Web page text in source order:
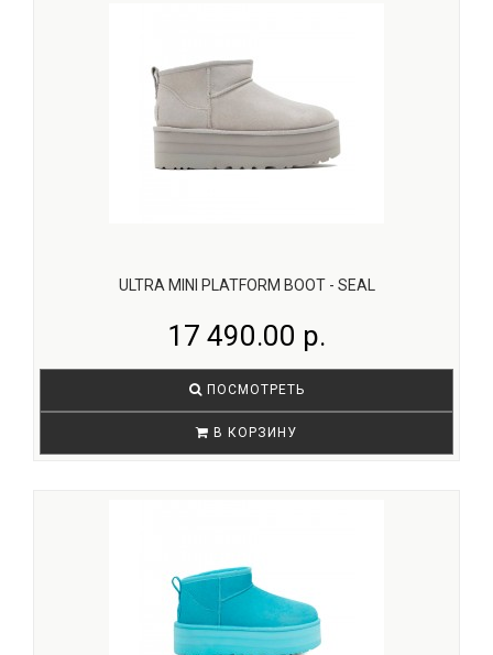
ULTRA MINI PLATFORM BOOT - SEAL
17 490.00 р.
ПОСМОТРЕТЬ
В КОРЗИНУ